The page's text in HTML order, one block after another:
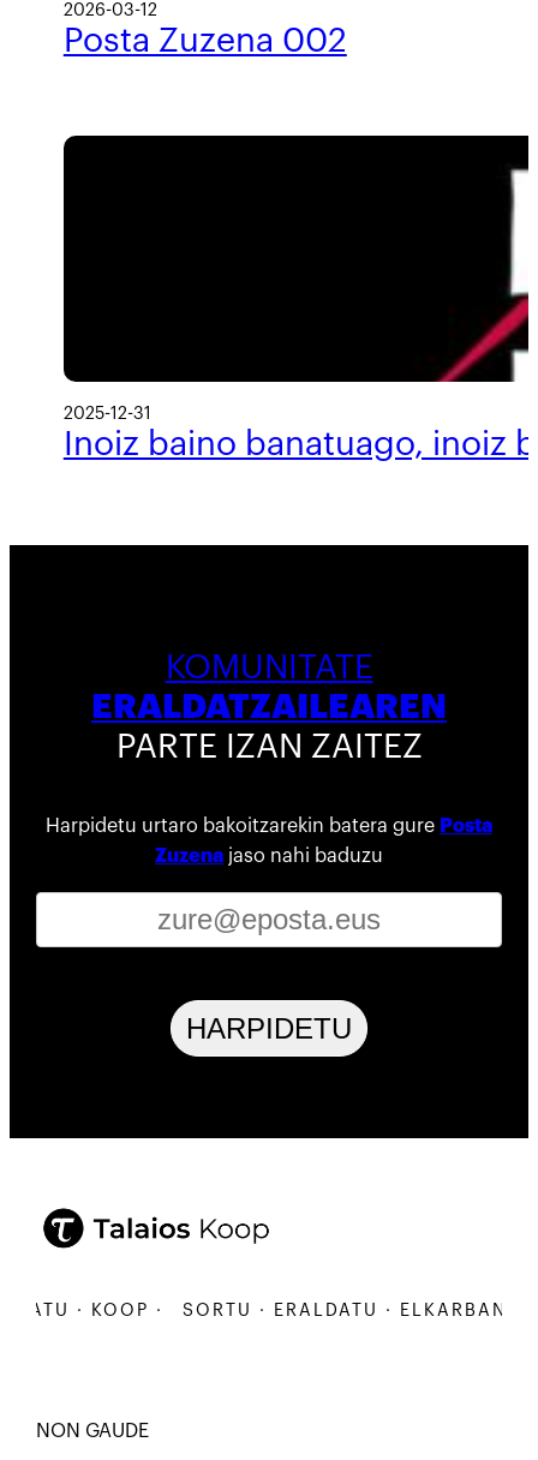
2026-03-12
Posta Zuzena 002
2025-12-31
Inoiz baino banatuago, inoiz
KOMUNITATE
ERALDATZAILEAREN
PARTE IZAN ZAITEZ
Harpidetu urtaro bakoitzarekin batera gure Posta
Zuzena jaso nahi baduzu
HARPIDETU
· KOOP · SORTU · ERALDATU · ELKARBANATU ·
NON GAUDE